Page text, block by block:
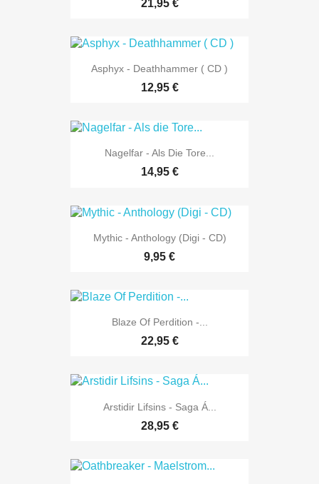
21,95 €
Asphyx - Deathhammer ( CD )
12,95 €
Nagelfar - Als Die Tore...
14,95 €
Mythic - Anthology (Digi - CD)
9,95 €
Blaze Of Perdition -...
22,95 €
Arstidir Lifsins - Saga Á...
28,95 €